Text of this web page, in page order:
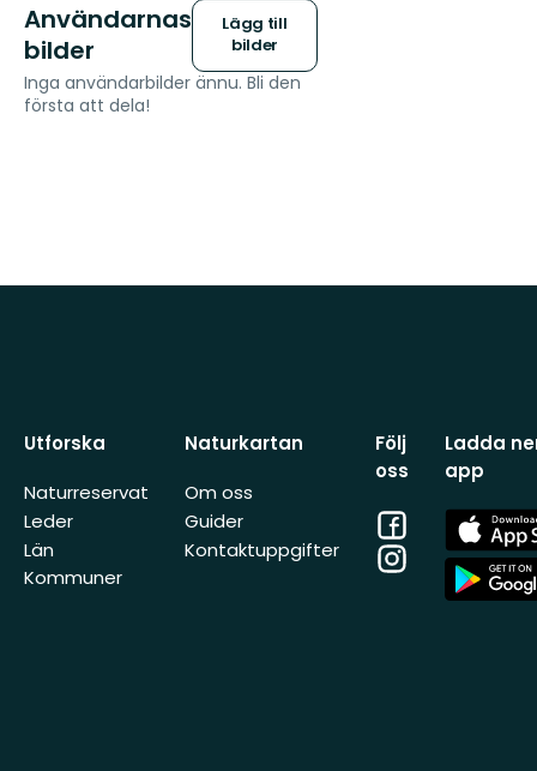
Användarnas
bilder
Lägg till
bilder
Inga användarbilder ännu. Bli den
första att dela!
Utforska
Naturreservat
Leder
Län
Kommuner
Naturkartan
Om oss
Guider
Kontaktuppgifter
Följ
oss
Facebook
Instagram
Ladda
app
App
Store
App
Store